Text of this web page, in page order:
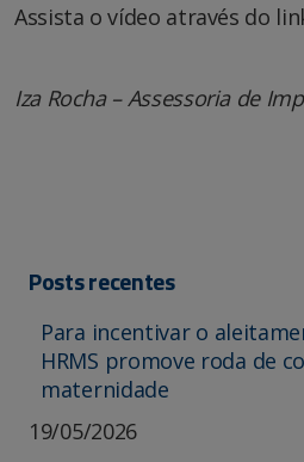
Assista o vídeo através do
Iza Rocha – Assessoria de
Posts recentes
Para incentivar o
HRMS promove roda de
maternidade
19/05/2026